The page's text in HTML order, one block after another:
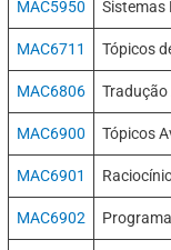
MAC5950 Sistemas
MAC6711 Tópicos
MAC6806
MAC6900 Tópicos
MAC6901
MAC6902